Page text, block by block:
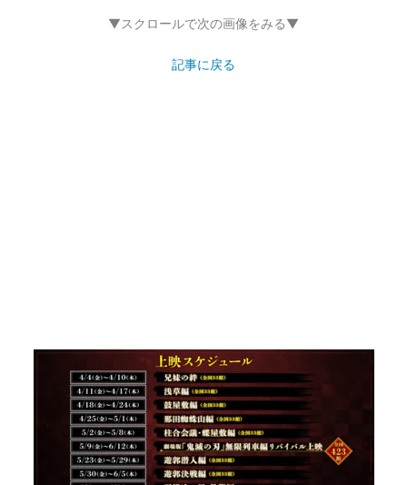
▼スクロールで次の画像をみる▼
記事に戻る